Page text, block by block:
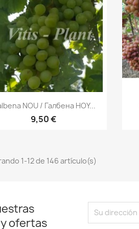
Vista rápida
NOU / Галбена HOY...
9,50 €
1-12 de 146 artículo(s)
ofertas